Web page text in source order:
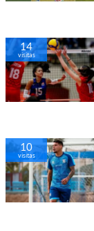
14
visitas
10
visitas